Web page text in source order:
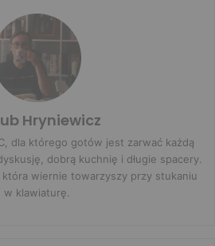
Hryniewicz
dla którego gotów jest zarwać każdą
dobrą kuchnię i długie spacery.
wiernie towarzyszy przy stukaniu
w klawiaturę.